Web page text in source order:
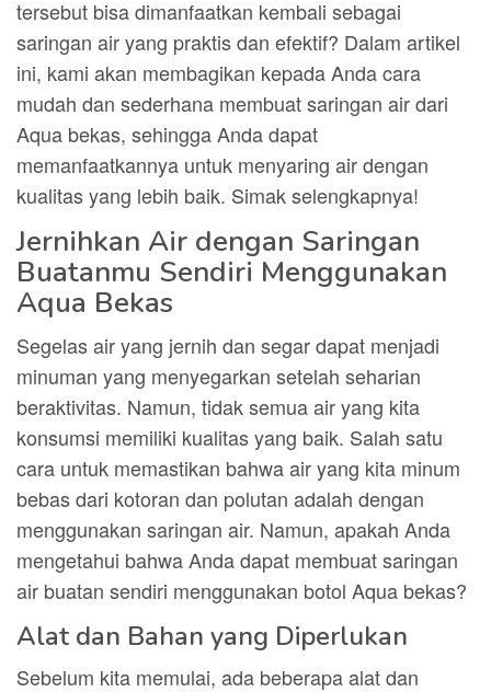
tersebut bisa dimanfaatkan kembali sebagai
saringan air yang praktis dan efektif? Dalam artikel
ini, kami akan membagikan kepada Anda cara
mudah dan sederhana membuat saringan air dari
Aqua bekas, sehingga Anda dapat
memanfaatkannya untuk menyaring air dengan
kualitas yang lebih baik. Simak selengkapnya!
Jernihkan Air dengan Saringan
Buatanmu Sendiri Menggunakan
Aqua Bekas
Segelas air yang jernih dan segar dapat menjadi
minuman yang menyegarkan setelah seharian
beraktivitas. Namun, tidak semua air yang kita
konsumsi memiliki kualitas yang baik. Salah satu
cara untuk memastikan bahwa air yang kita minum
bebas dari kotoran dan polutan adalah dengan
menggunakan saringan air. Namun, apakah Anda
mengetahui bahwa Anda dapat membuat saringan
air buatan sendiri menggunakan botol Aqua bekas?
Alat dan Bahan yang Diperlukan
Sebelum kita memulai, ada beberapa alat dan